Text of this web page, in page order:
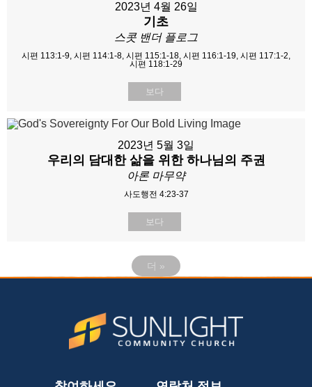
2023년 4월 26일
기초
스콧 밴더 플로그
시편 113:1-9, 시편 114:1-8, 시편 115:1-18, 시편 116:1-19, 시편 117:1-2,
시편 118:1-29
보다
2023년 5월 3일
우리의 담대한 삶을 위한 하나님의 주권
아론 마무약
사도행전 4:23-37
보다
더 »